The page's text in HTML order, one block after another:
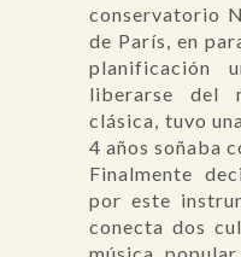
conservatorio
de París, en
planificación
liberarse del
clásica, tuvo
4 años soñaba
Finalmente
por este
conecta dos
música